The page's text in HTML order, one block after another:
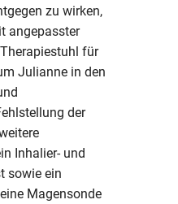
zu wirken,
angepasster
für
Julianne in den
der
Inhalier- und
sowie ein
Magensonde